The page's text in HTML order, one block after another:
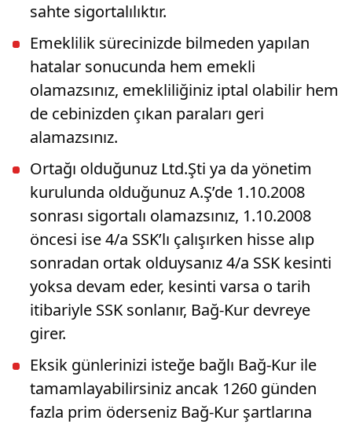
sahte sigortalılıktır.
Emeklilik sürecinizde bilmeden yapılan
hatalar sonucunda hem emekli
olamazsınız, emekliliğiniz iptal olabilir hem
de cebinizden çıkan paraları geri
alamazsınız.
Ortağı olduğunuz Ltd.Şti ya da yönetim
kurulunda olduğunuz A.Ş’de 1.10.2008
sonrası sigortalı olamazsınız, 1.10.2008
öncesi ise 4/a SSK’lı çalışırken hisse alıp
sonradan ortak olduysanız 4/a SSK kesinti
yoksa devam eder, kesinti varsa o tarih
itibariyle SSK sonlanır, Bağ-Kur devreye
girer.
Eksik günlerinizi isteğe bağlı Bağ-Kur ile
tamamlayabilirsiniz ancak 1260 günden
fazla prim öderseniz Bağ-Kur şartlarına